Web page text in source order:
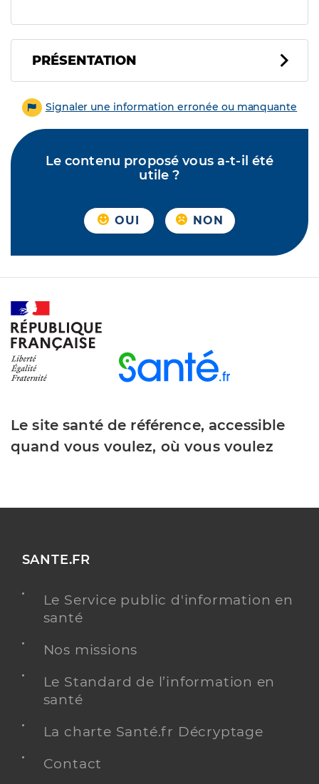
PRÉSENTATION
Signaler une information erronée ou manquante
Le contenu proposé vous a-t-il été
utile ?
OUI NON
Le site santé de référence, accessible
quand vous voulez, où vous voulez
SANTE.FR
Le Service public d'information en
santé
Nos missions
Le Standard de l’information en
santé
La charte Santé.fr Décryptage
Contact